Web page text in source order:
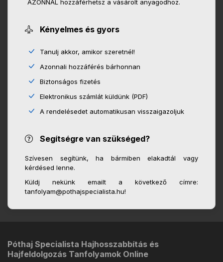
AZONNAL hozzáférhetsz a vásárolt anyagodhoz.
Kényelmes és gyors
Tanulj akkor, amikor szeretnél!
Azonnali hozzáférés bárhonnan
Biztonságos fizetés
Elektronikus számlát küldünk (PDF)
A rendelésedet automatikusan visszaigazoljuk
Segítségre van szükséged?
Szívesen segítünk, ha bármiben elakadtál vagy
kérdésed lenne.
Küldj nekünk emailt a következő címre:
tanfolyam@pothajspecialista.hu!
Póthaj Specialista Hajhosszabbítás és
Hajfeldolgozás Tanfolyamok Online